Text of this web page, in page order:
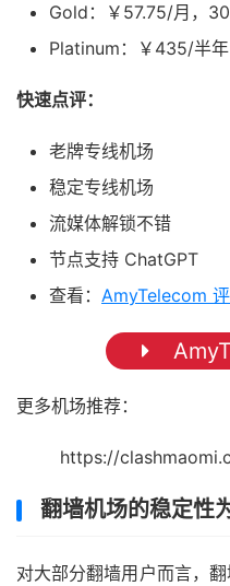
Gold：￥57.75/月，
Platinum：￥435/半年
快速点评：
老牌专线机场
稳定专线机场
流媒体解锁不错
节点支持 ChatGPT
查看： AmyTelecom
更多机场推荐：
https://
翻墙机场的稳定性
对大部分翻墙用户而言，